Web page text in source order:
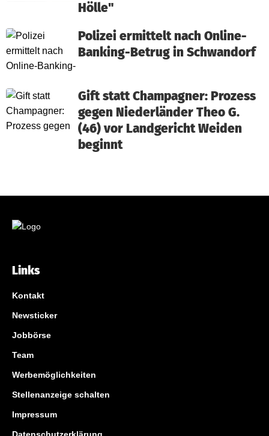
Hölle"
Polizei ermittelt nach Online-
Banking-Betrug in Schwandorf
Gift statt Champagner: Prozess
gegen Niederländer Theo G.
(46) vor Landgericht Weiden
beginnt
Links
Kontakt
Newsticker
Jobbörse
Team
Werbemöglichkeiten
Stellenanzeige schalten
Impressum